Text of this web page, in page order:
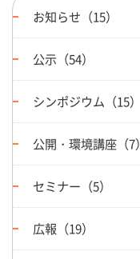
お知らせ（15）
公示（54）
シンポジウム（15）
公開・環境講座（7）
セミナー（5）
広報（19）